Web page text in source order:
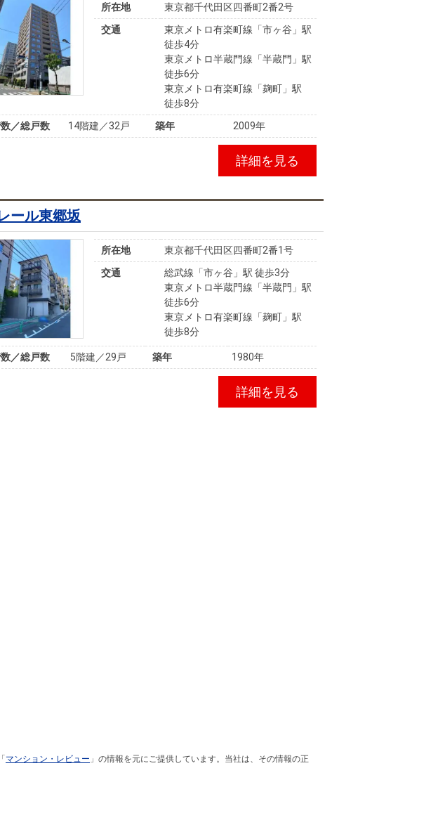
所在地
東京都千代田区四番町2番2号
交通
東京メトロ有楽町線「市ヶ谷」駅
徒歩4分
東京メトロ半蔵門線「半蔵門」駅
徒歩6分
東京メトロ有楽町線「麹町」駅
徒歩8分
数／総戸数
14階建／32戸 築年 2009年
詳細を見る
ール東郷坂
所在地
東京都千代田区四番町2番1号
交通
総武線「市ヶ谷」駅 徒歩3分
東京メトロ半蔵門線「半蔵門」駅
徒歩6分
東京メトロ有楽町線「麹町」駅
徒歩8分
数／総戸数 5階建／29戸 築年 1980年
詳細を見る
マンション・レビュー 」の情報を元にご提供しています。当社は、その情報の正